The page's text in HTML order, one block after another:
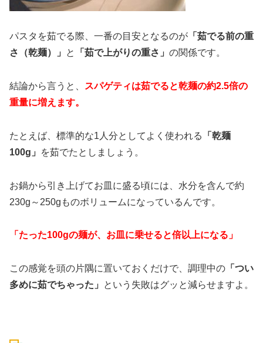
パスタを茹でる際、一番の目安となるのが 「茹でる前の重
さ（乾麺）」
と 「茹で上がりの重さ」 の関係です。
結論から言うと、
スパゲティは茹でると乾麺の約2.5倍の
重量に増えます。
たとえば、標準的な1人分としてよく使われる
「乾麺
100g」
を茹でたとしましょう。
お鍋から引き上げてお皿に盛る頃には、水分を含んで約
230g～250gものボリュームになっているんです。
「たった100gの麺が、お皿に乗せると倍以上になる」
この感覚を頭の片隅に置いておくだけで、調理中の 「つい
多めに茹でちゃった」
という失敗はグッと減らせますよ。